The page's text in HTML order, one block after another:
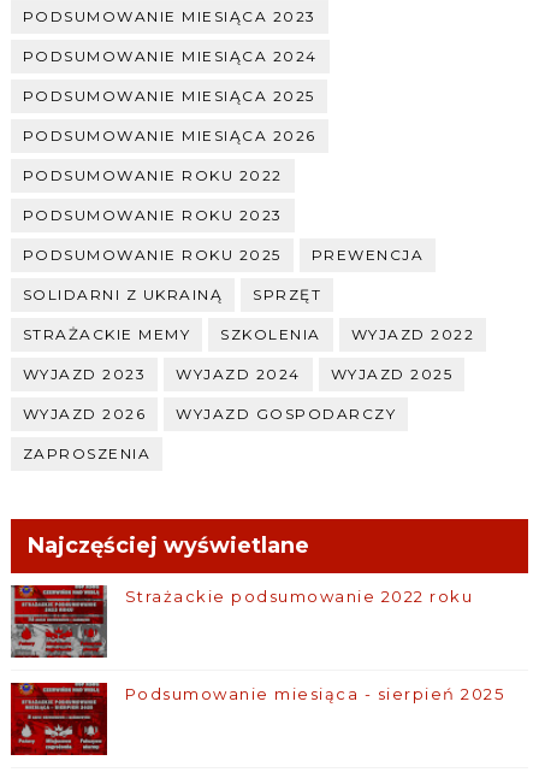
PODSUMOWANIE MIESIĄCA 2023
PODSUMOWANIE MIESIĄCA 2024
PODSUMOWANIE MIESIĄCA 2025
PODSUMOWANIE MIESIĄCA 2026
PODSUMOWANIE ROKU 2022
PODSUMOWANIE ROKU 2023
PODSUMOWANIE ROKU 2025 PREWENCJA
SOLIDARNI Z UKRAINĄ SPRZĘT
STRAŻACKIE MEMY SZKOLENIA WYJAZD 2022
WYJAZD 2023 WYJAZD 2024 WYJAZD 2025
WYJAZD 2026 WYJAZD GOSPODARCZY
ZAPROSZENIA
Najczęściej wyświetlane
Strażackie podsumowanie 2022 roku
Podsumowanie miesiąca - sierpień 2025